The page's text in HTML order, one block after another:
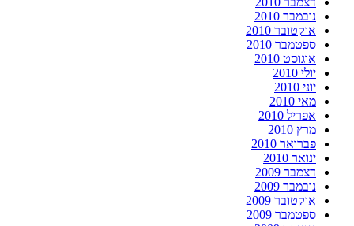
נובמבר 2010
אוקטובר 2010
ספטמבר 2010
אוגוסט 2010
יולי 2010
יוני 2010
מאי 2010
אפריל 2010
מרץ 2010
פברואר 2010
ינואר 2010
דצמבר 2009
נובמבר 2009
אוקטובר 2009
ספטמבר 2009